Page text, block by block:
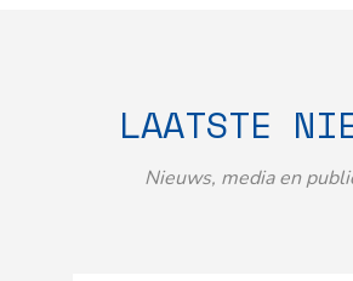
LAATSTE
Nieuws, media en